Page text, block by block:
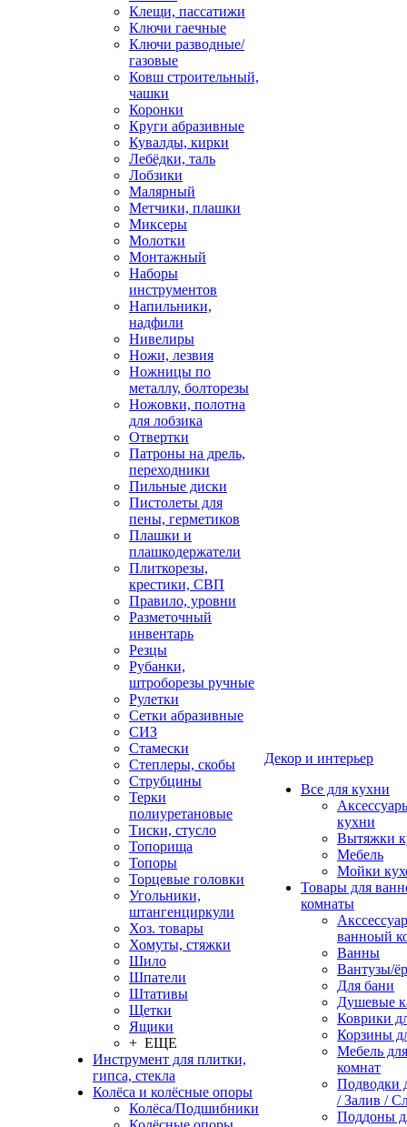
Клещи, пассатижи
Ключи гаечные
Ключи разводные/
газовые
Ковш строительный,
чашки
Коронки
Круги абразивные
Кувалды, кирки
Лебёдки, таль
Лобзики
Малярный
Метчики, плашки
Миксеры
Молотки
Монтажный
Наборы
инструментов
Напильники,
надфили
Нивелиры
Ножи, лезвия
Ножницы по
металлу, болторезы
Ножовки, полотна
для лобзика
Отвертки
Патроны на дрель,
переходники
Пильные диски
Пистолеты для
пены, герметиков
Плашки и
плашкодержатели
Плиткорезы,
крестики, СВП
Правило, уровни
Разметочный
инвентарь
Резцы
Рубанки,
штроборезы ручные
Рулетки
Сетки абразивные
СИЗ
Стамески
Степлеры, скобы
Струбцины
Терки
полиуретановые
Тиски, стусло
Топорища
Топоры
Торцевые головки
Угольники,
штангенциркули
Хоз. товары
Хомуты, стяжки
Шило
Шпатели
Штативы
Щетки
Ящики
+ ЕЩЕ
Инструмент для плитки,
гипса, стекла
Колёса и колёсные опоры
Колёса/Подшибники
Декор и интерьер
Все для кухни
кухни
Вытяжки
Мебель
Мойки
Товары для
комнаты
ванноый
Ванны
Вантузы/
Для бани
Душевые
Коврики
Корзины
Мебель
комнат
Подводки
/ Залив /
Поддоны